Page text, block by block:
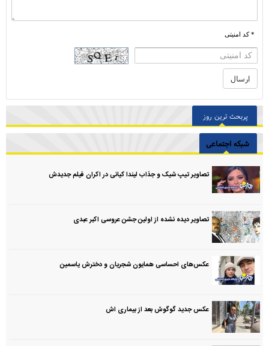
* کد امنیتی
پربحث ترین روز
شبکه اجتماعی
تصاویر تیپ شیک و جذاب لیندا کیانی در اکران فیلم جدیدش
تصاویر دیده نشده از اولین جشن عروسی اکبر عبدی
عکس‌های احساسی همایون شجریان و دخترش یاسمین
عکس جدید گوگوش بعد از بیماری اش